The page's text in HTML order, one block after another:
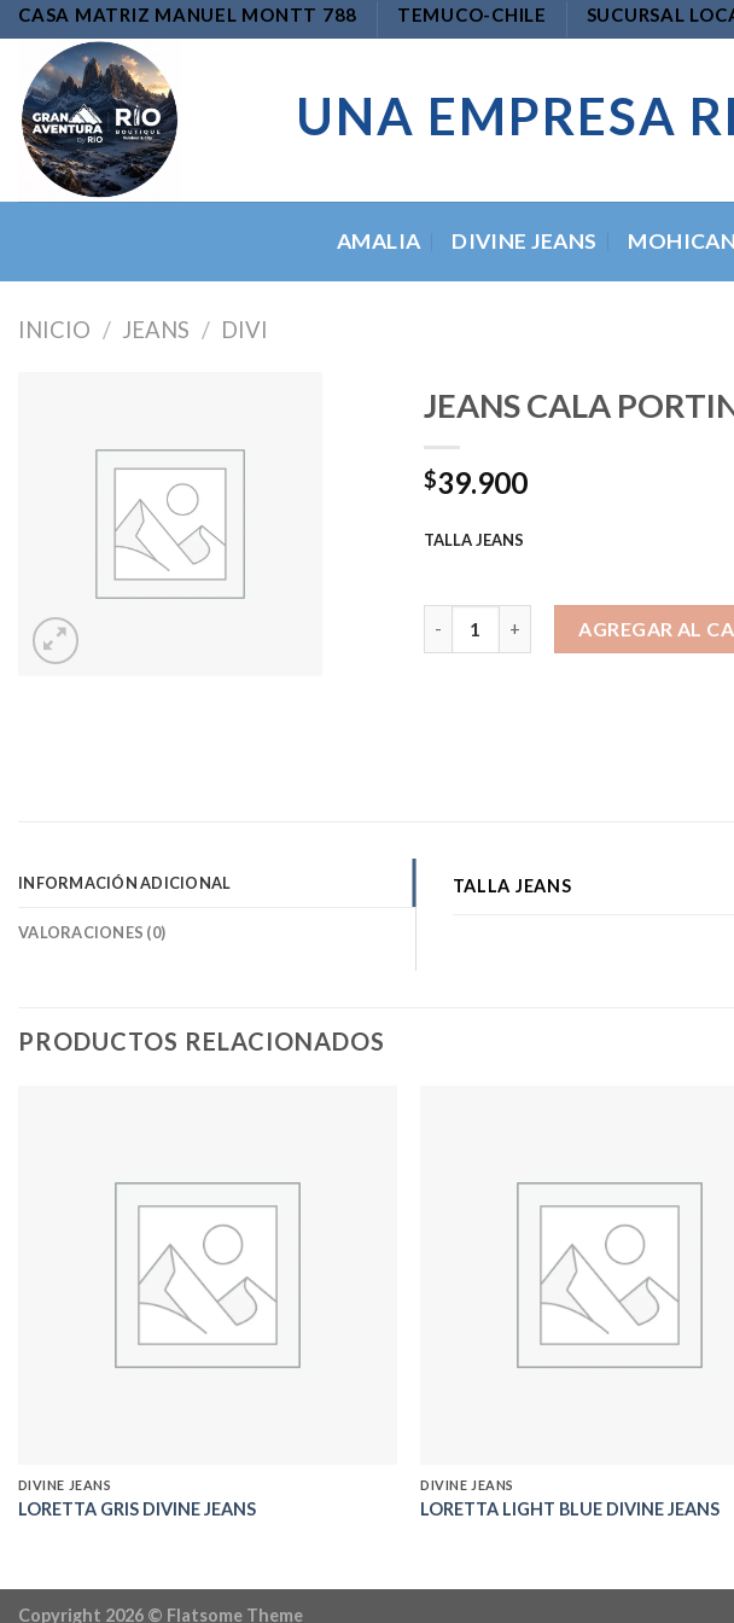
Skip
to
content
CASA MATRIZ MANUEL MONTT 788 TEMUCO-CHILE SUCURSAL
UNA EMPRESA
AMALIA DIVINE JEANS
INICIO / JEANS / DIVI
JEANS CALA
$39.900
TALLA JEANS
AGREGAR AL
INFORMACIÓN ADICIONAL
VALORACIONES (0)
TALLA JEANS
PRODUCTOS RELACIONADOS
DIVINE JEANS
LORETTA GRIS DIVINE JEANS
DIVINE JEANS
LORETTA LIGHT BLUE DIVINE JEANS
Copyright 2026 © Flatsome Theme